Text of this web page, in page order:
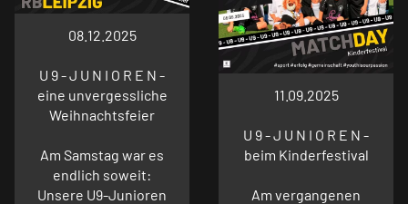
08.12.2025
U 9 - J U N I O R E N -
eine unvergessliche
Weihnachtsfeier
Am Samstag war es
endlich soweit:
Unsere U9-Junioren
11.09.2025
U 9 - J U N I O R E N -
beim Kinderfestival
Am vergangenen